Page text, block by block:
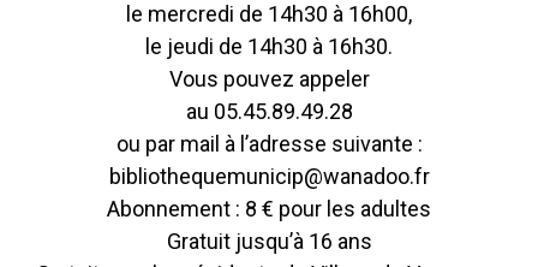
le mercredi de 14h30 à 16h00,
le jeudi de 14h30 à 16h30.
Vous pouvez appeler
au 05.45.89.49.28
ou par mail à l’adresse suivante :
bibliothequemunicip@wanadoo.fr
Abonnement : 8 € pour les adultes
Gratuit jusqu’à 16 ans